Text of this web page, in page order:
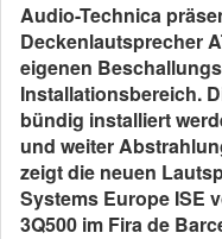
Audio-Technica
Deckenlautsprecher
eigenen
Installationsbereich.
bündig installiert
und weiter
zeigt die neuen
Systems Europe ISE
3Q500 im Fira de